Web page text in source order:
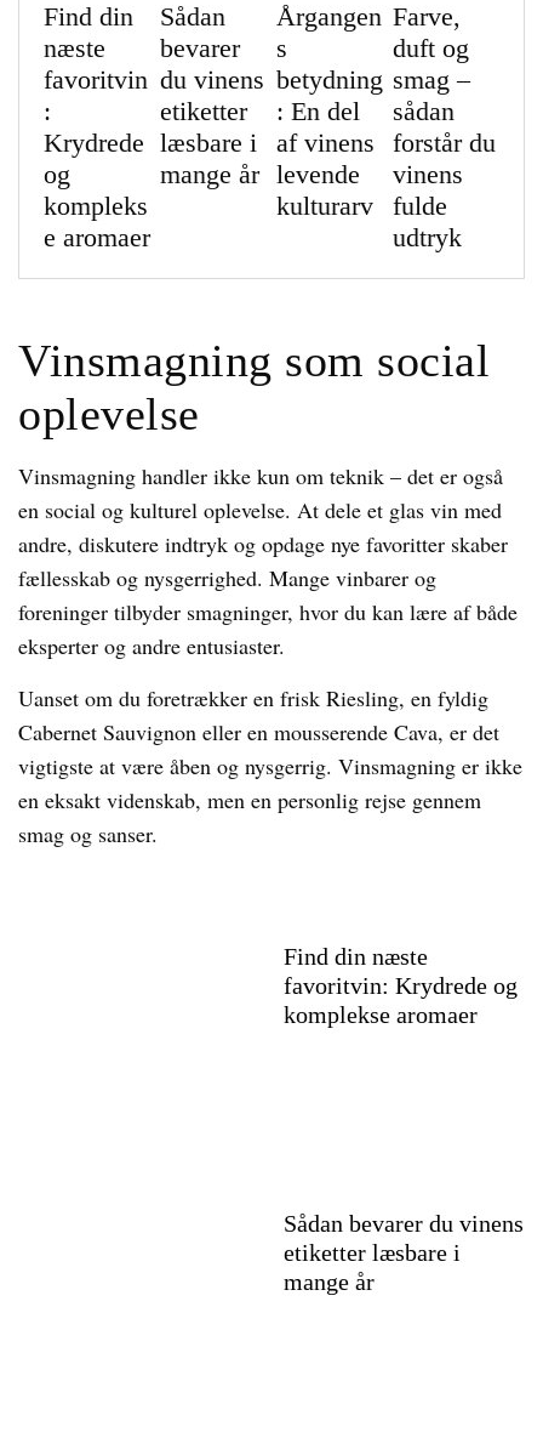
Find din
næste
favoritvin
:
Krydrede
og
kompleks
e aromaer
Sådan
bevarer
du vinens
etiketter
læsbare i
mange år
Årgangen
s
betydning
: En del
af vinens
levende
kulturarv
Farve,
duft og
smag –
sådan
forstår du
vinens
fulde
udtryk
Vinsmagning som social
oplevelse
Vinsmagning handler ikke kun om teknik – det er også
en social og kulturel oplevelse. At dele et glas vin med
andre, diskutere indtryk og opdage nye favoritter skaber
fællesskab og nysgerrighed. Mange vinbarer og
foreninger tilbyder smagninger, hvor du kan lære af både
eksperter og andre entusiaster.
Uanset om du foretrækker en frisk Riesling, en fyldig
Cabernet Sauvignon eller en mousserende Cava, er det
vigtigste at være åben og nysgerrig. Vinsmagning er ikke
en eksakt videnskab, men en personlig rejse gennem
smag og sanser.
Find din næste
favoritvin: Krydrede og
komplekse aromaer
Sådan bevarer du vinens
etiketter læsbare i
mange år